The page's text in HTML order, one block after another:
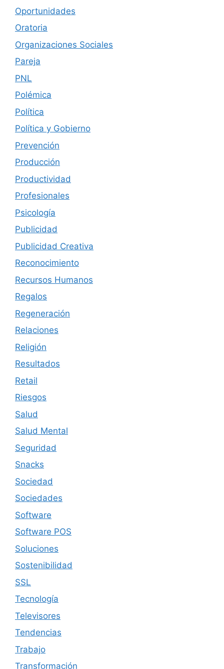
Oportunidades
Oratoria
Organizaciones Sociales
Pareja
PNL
Polémica
Política
Política y Gobierno
Prevención
Producción
Productividad
Profesionales
Psicología
Publicidad
Publicidad Creativa
Reconocimiento
Recursos Humanos
Regalos
Regeneración
Relaciones
Religión
Resultados
Retail
Riesgos
Salud
Salud Mental
Seguridad
Snacks
Sociedad
Sociedades
Software
Software POS
Soluciones
Sostenibilidad
SSL
Tecnología
Televisores
Tendencias
Trabajo
Transformación